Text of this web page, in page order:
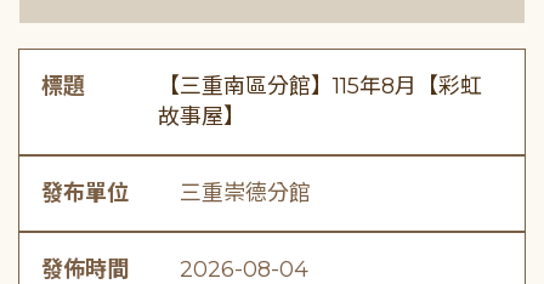
標題
【三重南區分館】115年8月【彩虹
故事屋】
發布單位 三重崇德分館
發佈時間 2026-08-04